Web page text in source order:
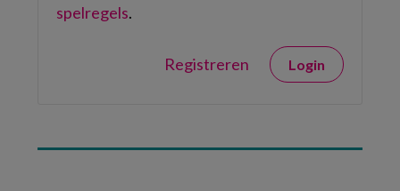
spelregels.
Registreren Login